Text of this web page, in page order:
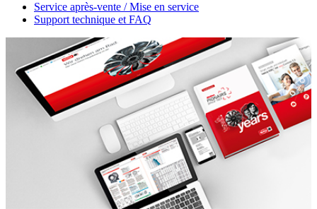
Service après-vente / Mise en service
Support technique et FAQ